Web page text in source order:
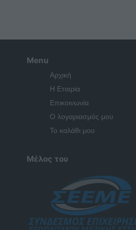
Menu
Αρχική
Η Εταιρία
Επικοινωνία
Ο λογαριασμός μου
Το καλάθι μου
Μέλος του